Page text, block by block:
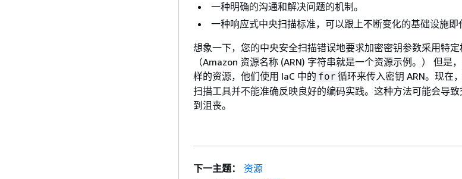
一种明确的沟通和解决问题的机制。
一种响应式中央扫描标准，可以跟上不断变化的基础设施即
想象一下，您的中央安全扫描错误地要求加密密钥参数采用特定
（Amazon 资源名称 (ARN) 字符串就是一个资源示例。） 但是
样的资源，他们使用 IaC 中的 for 循环来传入密钥 ARN。现在
扫描工具并不能准确反映良好的编码实践。这种方法可能会导
到沮丧。
下一主题：
资源